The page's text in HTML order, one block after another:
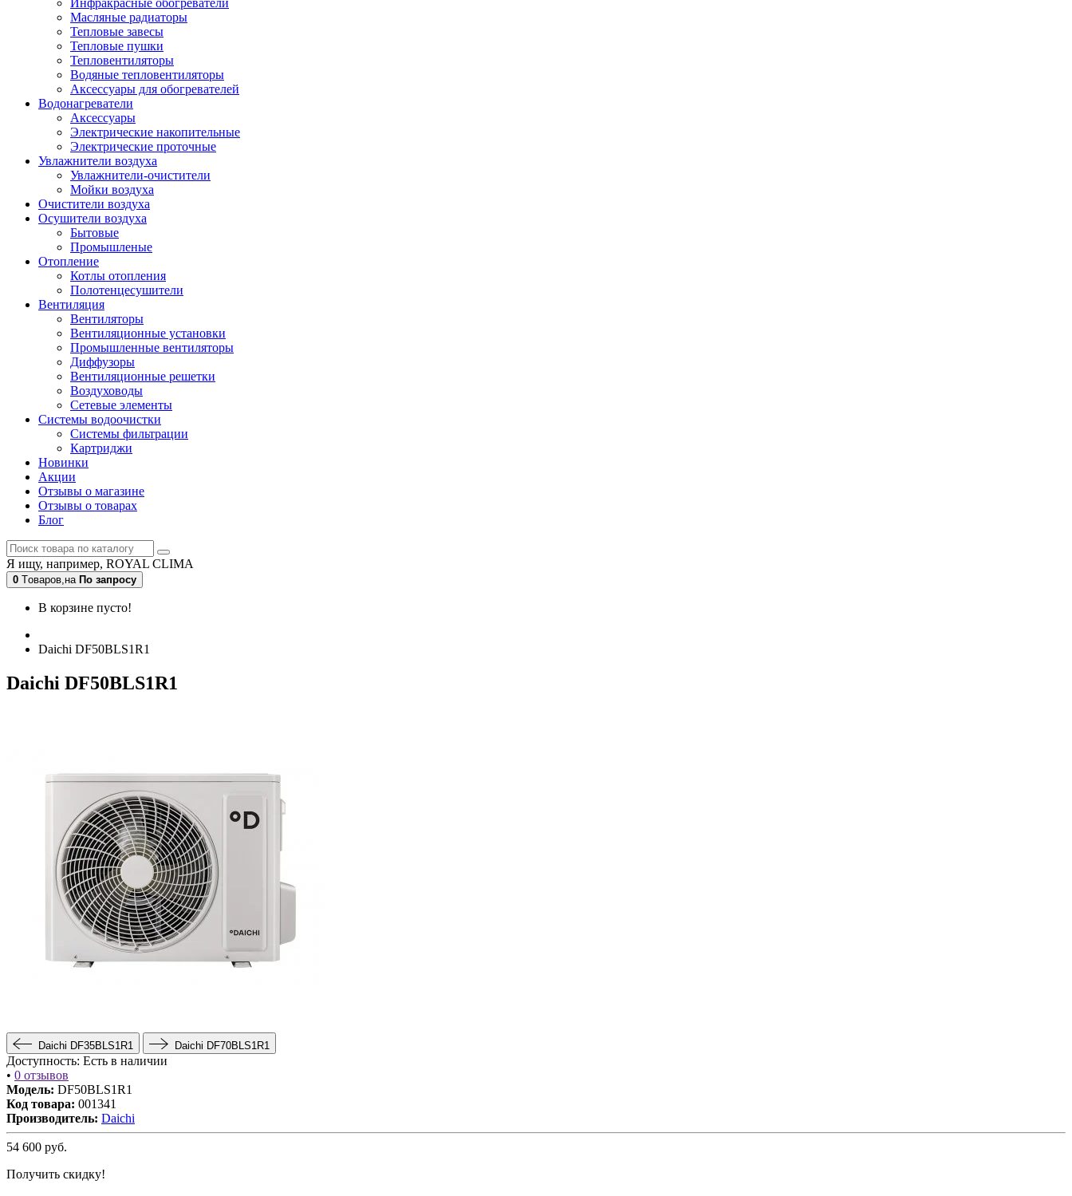
Инфракрасные обогреватели
Масляные радиаторы
Тепловые завесы
Тепловые пушки
Тепловентиляторы
Водяные тепловентиляторы
Аксессуары для обогревателей
Водонагреватели
Аксессуары
Электрические накопительные
Электрические проточные
Увлажнители воздуха
Увлажнители-очистители
Мойки воздуха
Очистители воздуха
Осушители воздуха
Бытовые
Промышленые
Отопление
Котлы отопления
Полотенцесушители
Вентиляция
Вентиляторы
Вентиляционные установки
Промышленные вентиляторы
Диффузоры
Вентиляционные решетки
Воздуховоды
Сетевые элементы
Системы водоочистки
Системы фильтрации
Картриджи
Новинки
Акции
Отзывы о магазине
Отзывы о товарах
Блог
Я ищу, например, ROYAL CLIMA
0 Tоваров,на По запросу
В корзине пусто!
Daichi DF50BLS1R1
Daichi DF50BLS1R1
Daichi DF35BLS1R1 Daichi DF70BLS1R1
Доступность: Есть в наличии
• 0 отзывов
Модель: DF50BLS1R1
Код товара: 001341
Производитель: Daichi
54 600 руб.
Получить скидку!